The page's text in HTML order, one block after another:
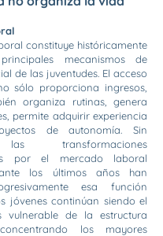
constituye históricamente
mecanismos de
de las juventudes. El acceso
sólo proporciona ingresos,
organiza rutinas, genera
permite adquirir experiencia
de autonomía. Sin
transformaciones
por el mercado laboral
los últimos años han
esa función
jóvenes continúan siendo el
vulnerable de la estructura
los mayores